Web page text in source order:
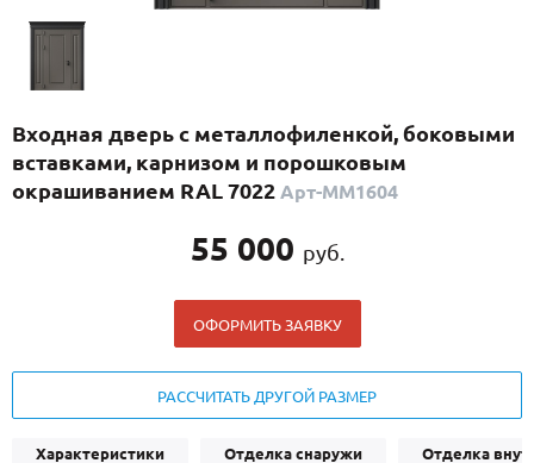
С реечным дизайном(29)
ПО НАЗНАЧЕНИЮ
ПО КОНСТРУКЦИИ
Входная дверь с металлофиленкой, боковыми
вставками, карнизом и порошковым
окрашиванием RAL 7022 Арт-ММ1604
55 000 руб.
ОФОРМИТЬ ЗАЯВКУ
РАССЧИТАТЬ ДРУГОЙ РАЗМЕР
Характеристики Отделка снаружи Отделка